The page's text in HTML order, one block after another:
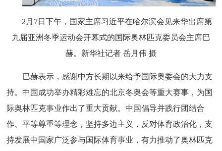
2月7日下午，国家主席习近平在哈尔滨会见来华出席第
九届亚洲冬季运动会开幕式的国际奥林匹克委员会主席巴
赫。新华社记者 岳月伟 摄
巴赫表示，感谢中方长期以来给予国际奥委会的大力支
持。中国成功举办精彩难忘的北京冬奥会等重大赛事，为国
际奥林匹克事业作出了重大贡献。中国倡导并践行团结合
作、平等尊重等理念，坚持多边主义，反对体育政治化，支
持发展中国家广泛参与国际体育事业，有力推动了奥林匹克